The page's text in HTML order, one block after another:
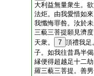
大利益無量衆生。
法炬。由我愛惜如
我懺悔罪咎。汝於
三藐三菩提願見濟
天衆。
7 頂禮我足
子。如我往昔爲半
縁便得超越足十二
羅三藐三菩提。善